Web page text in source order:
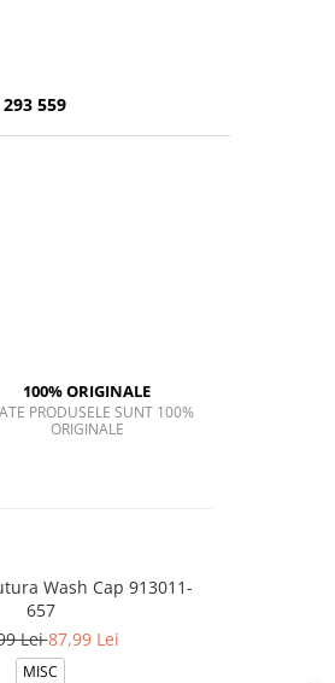
559
100% ORIGINALE
PRODUSELE SUNT 100%
ORIGINALE
Wash Cap 913011-
657
Lei87,99 Lei
MISC